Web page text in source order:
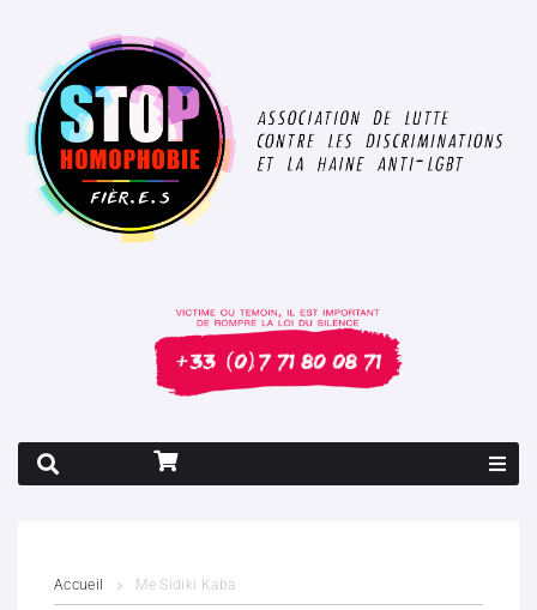
Accueil Me Sidiki Kaba